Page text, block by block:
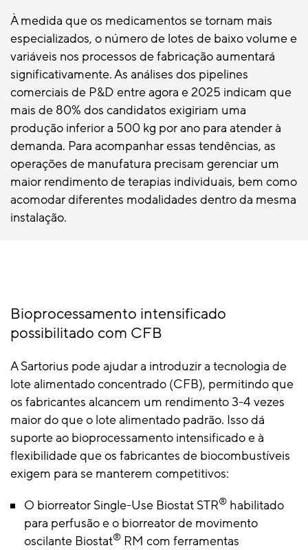
À medida que os medicamentos se tornam mais
especializados, o número de lotes de baixo volume e
variáveis nos processos de fabricação aumentará
significativamente. As análises dos pipelines
comerciais de P&D entre agora e 2025 indicam que
mais de 80% dos candidatos exigiriam uma
produção inferior a 500 kg por ano para atender à
demanda. Para acompanhar essas tendências, as
operações de manufatura precisam gerenciar um
maior rendimento de terapias individuais, bem como
acomodar diferentes modalidades dentro da mesma
instalação.
Bioprocessamento intensificado
possibilitado com CFB
A Sartorius pode ajudar a introduzir a tecnologia de
lote alimentado concentrado (CFB), permitindo que
os fabricantes alcancem um rendimento 3-4 vezes
maior do que o lote alimentado padrão. Isso dá
suporte ao bioprocessamento intensificado e à
flexibilidade que os fabricantes de biocombustíveis
exigem para se manterem competitivos:
O biorreator Single-Use Biostat STR® habilitado
para perfusão e o biorreator de movimento
oscilante Biostat® RM com ferramentas